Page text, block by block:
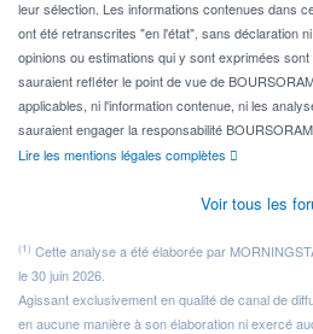
leur sélection. Les informations contenues dans
ont été retranscrites "en l'état", sans déclaration
opinions ou estimations qui y sont exprimées
sauraient refléter le point de vue de
applicables, ni l'information contenue, ni les
sauraient engager la responsabilité
Lire les mentions légales complètes
Voir tous les
(1) Cette analyse a été élaborée par
le 30 juin 2026.
Agissant exclusivement en qualité de canal de
en aucune manière à son élaboration ni exercé